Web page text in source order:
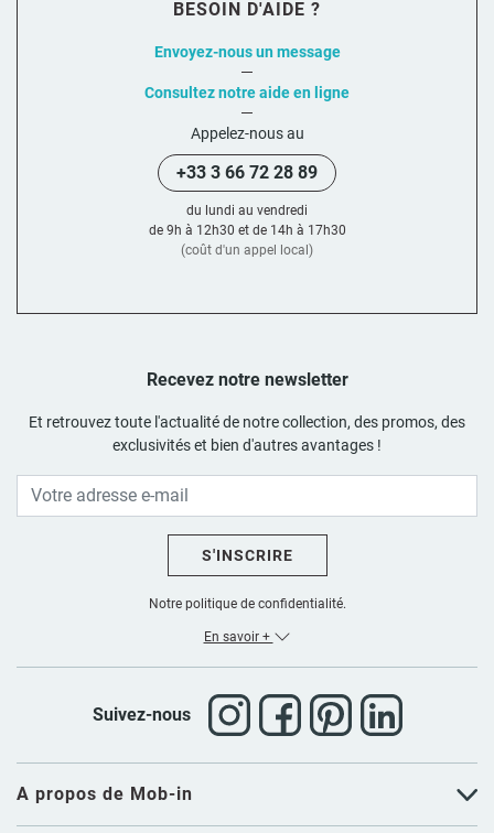
A propos de Mob-in
Recevez notre newsletter
Et retrouvez toute l'actualité de notre collection, des promos, des
exclusivités et bien d'autres avantages !
S'INSCRIRE
Notre politique de confidentialité.
En savoir +
Suivez-nous
BESOIN D'AIDE ?
Envoyez-nous un message
Consultez notre aide en ligne
Appelez-nous au
+33 3 66 72 28 89
du lundi au vendredi
de 9h à 12h30 et de 14h à 17h30
(coût d'un appel local)